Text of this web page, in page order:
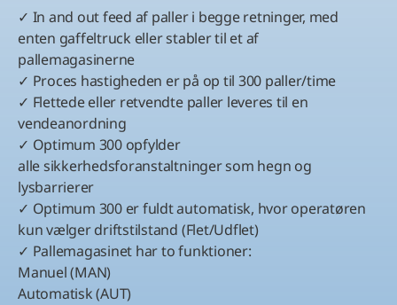
✓ In and out feed af paller i begge retninger, med
enten gaffeltruck eller stabler til et af
pallemagasinerne
✓ Proces hastigheden er på op til 300 paller/time
✓ Flettede eller retvendte paller leveres til en
vendeanordning
✓ Optimum 300 opfylder
alle sikkerhedsforanstaltninger som hegn og
lysbarrierer
✓ Optimum 300 er fuldt automatisk, hvor operatøren
kun vælger driftstilstand (Flet/Udflet)
✓ Pallemagasinet har to funktioner:
Manuel (MAN)
Automatisk (AUT)